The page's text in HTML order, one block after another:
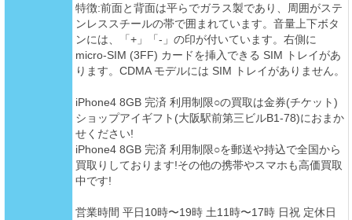
特徴:前面と背面は平らでガラス製であり、周囲がステ
ンレススチールの帯で囲まれています。音量上下ボタ
ンには、「+」「-」の印が付いています。右側に
micro-SIM (3FF) カードを挿入できる SIM トレイがあ
ります。CDMA モデルには SIM トレイがありません。
iPhone4 8GB 完済 利用制限○の買取は金券(チケット)
ショップアイギフト(大阪駅前第三ビルB1-78)におまか
せください!
iPhone4 8GB 完済 利用制限○を郵送や持込で全国から
買取りしております!その他の携帯やスマホも高価買取
中です!
営業時間 平日10時〜19時 土11時〜17時 日祝 定休日